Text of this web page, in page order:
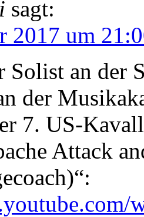
sagt:
2017 um
Solist an der
der
7. US-
Attack